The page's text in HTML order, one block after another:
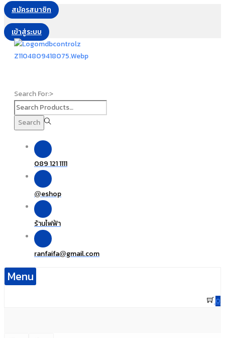
สมัครสมาชิก
เข้าสู่ระบบ
Search For:>
Search
089 121 1111
@eshop
ร้านไฟฟ้า
ranfaifa@gmail.com
Menu
0